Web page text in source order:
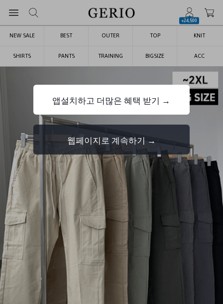
+24,500
NEW SALE BEST OUTER TOP KNIT
SHIRTS PANTS TRAINING BIGSIZE ACC
앱설치하고 더많은 혜택 받기 →
웹페이지로 계속하기 →